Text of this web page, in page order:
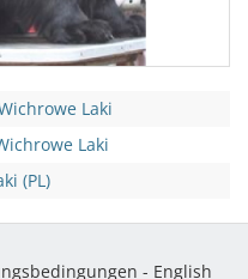
Laki
Laki
(PL)
- English